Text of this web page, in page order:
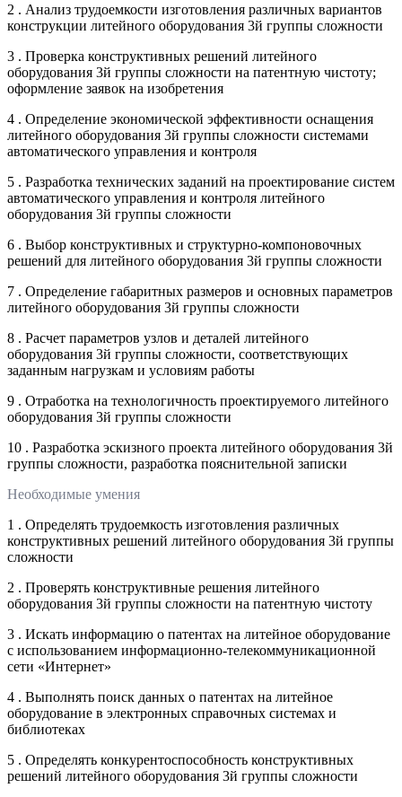
2 . Анализ трудоемкости изготовления различных вариантов
конструкции литейного оборудования 3й группы сложности
3 . Проверка конструктивных решений литейного
оборудования 3й группы сложности на патентную чистоту;
оформление заявок на изобретения
4 . Определение экономической эффективности оснащения
литейного оборудования 3й группы сложности системами
автоматического управления и контроля
5 . Разработка технических заданий на проектирование систем
автоматического управления и контроля литейного
оборудования 3й группы сложности
6 . Выбор конструктивных и структурно-компоновочных
решений для литейного оборудования 3й группы сложности
7 . Определение габаритных размеров и основных параметров
литейного оборудования 3й группы сложности
8 . Расчет параметров узлов и деталей литейного
оборудования 3й группы сложности, соответствующих
заданным нагрузкам и условиям работы
9 . Отработка на технологичность проектируемого литейного
оборудования 3й группы сложности
10 . Разработка эскизного проекта литейного оборудования 3й
группы сложности, разработка пояснительной записки
Необходимые умения
1 . Определять трудоемкость изготовления различных
конструктивных решений литейного оборудования 3й группы
сложности
2 . Проверять конструктивные решения литейного
оборудования 3й группы сложности на патентную чистоту
3 . Искать информацию о патентах на литейное оборудование
с использованием информационно-телекоммуникационной
сети «Интернет»
4 . Выполнять поиск данных о патентах на литейное
оборудование в электронных справочных системах и
библиотеках
5 . Определять конкурентоспособность конструктивных
решений литейного оборудования 3й группы сложности